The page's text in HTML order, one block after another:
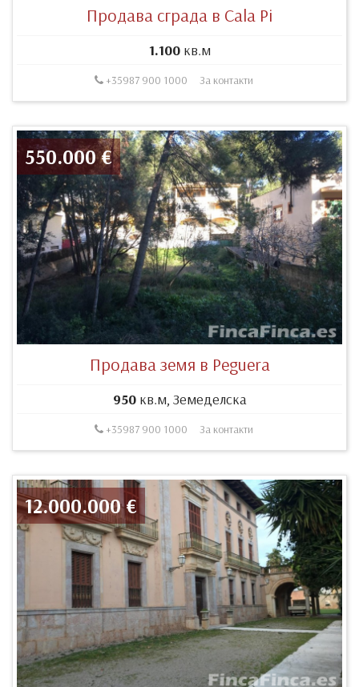
Продава сграда в Cala Pi
1.100кв.м
+35987 900 1000 За контакти
550.000 €
Продава земя в Peguera
950кв.м, Земеделска
+35987 900 1000 За контакти
12.000.000 €